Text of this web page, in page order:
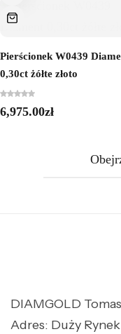
Pierścionek W0439
0,30ct żółte złoto
6,975.00zł
DIAMGOLD
Adres: Duży